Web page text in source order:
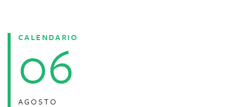
CALENDARIO
06
AGOSTO